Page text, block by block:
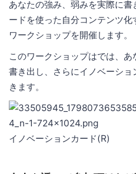
あなたの強み、弱みを実際に
ードを使った自分コンテンツ化
ワークショップを開催します。
このワークショップはでは、
書き出し、さらにイノベーシ
きます。
イノベーションカード(R)